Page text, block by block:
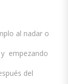
al nadar o
empezando
del